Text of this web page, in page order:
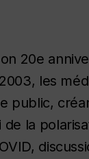
20e
les
public,
la